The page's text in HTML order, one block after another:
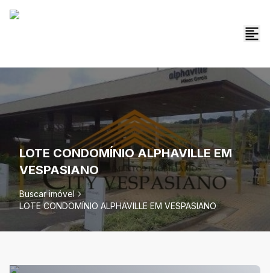
LOTE CONDOMÍNIO ALPHAVILLE EM
VESPASIANO
Buscar imóvel
LOTE CONDOMÍNIO ALPHAVILLE EM VESPASIANO